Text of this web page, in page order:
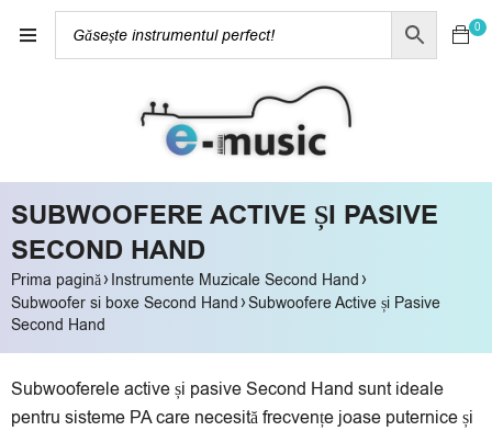
0
SUBWOOFERE ACTIVE ȘI PASIVE
SECOND HAND
Prima pagină› Instrumente Muzicale Second Hand ›
Subwoofer si boxe Second Hand ›Subwoofere Active și Pasive
Second Hand
Subwooferele active și pasive Second Hand sunt ideale
pentru sisteme PA care necesită frecvențe joase puternice și